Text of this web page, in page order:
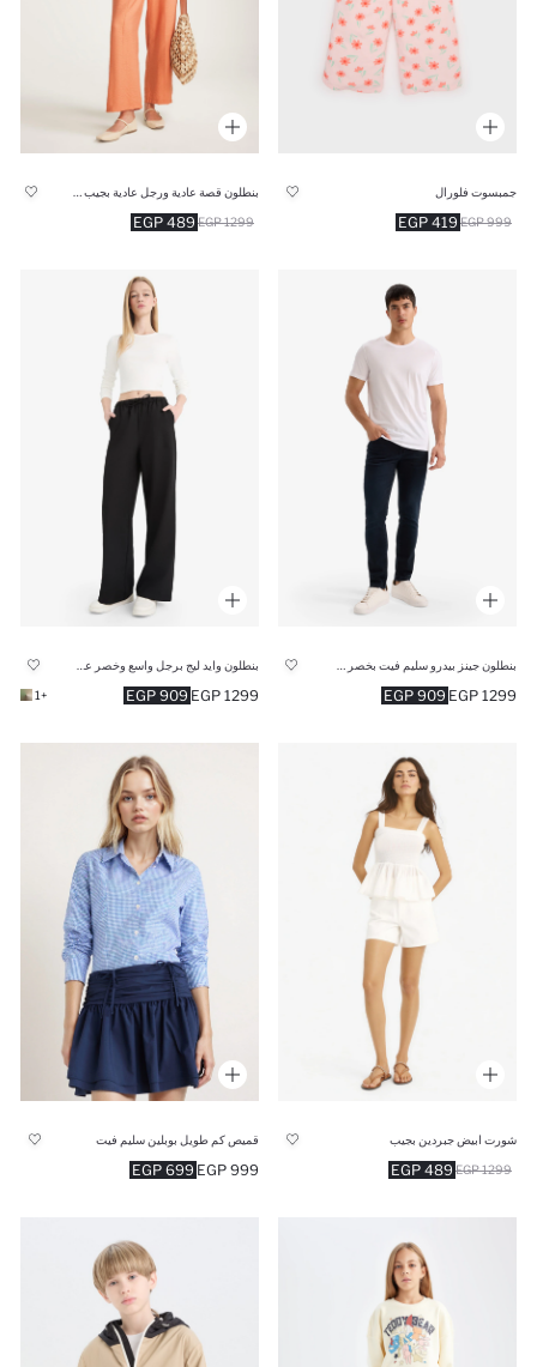
جمبسوت فلورال
419 EGP 999 EGP
489 EGP 1299 EGP
909 EGP 1299 EGP
909 EGP 1299 EGP
+1
شورت ابيض جبردين بجيب
489 EGP 1299 EGP
قميص كم طويل بوبلين سليم فيت
699 EGP 999 EGP